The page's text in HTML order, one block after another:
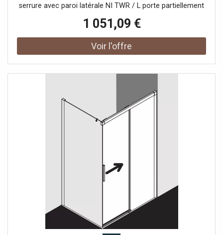
serrure avec paroi latérale NI TWR / L porte partiellement
ouverture d'un côté avec un champ fixe Vitrage avec
verre de sécurité trempé 6 mm selon DIN EN 12150 en
option avec revêtement facile d'entretien Profils en
et de fermeture en douceur peut être pivoté vers
l'intérieur pour le Reinigung rouleaux de roulement à billes
joint en bande continue et profils d'étanchéité bande
d'étanchéité horizontale avec effet de rebond de l'eau
avec matériel de fixation testé selon DIN EN 14428 (CE) et
PPP 53005 (TÜV / GS)
1 051,09 €